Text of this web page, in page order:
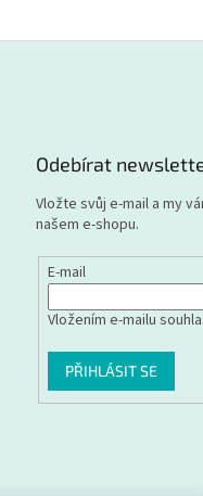
Odebírat
Vložte svůj e-mail a my
našem e-shopu.
E-mail
Vložením e-mailu
PŘIHLÁSIT SE